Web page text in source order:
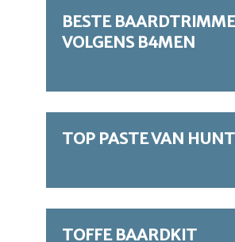
BESTE
VOLGENS B4MEN
TOP PASTE VAN
TOFFE BAARDKIT